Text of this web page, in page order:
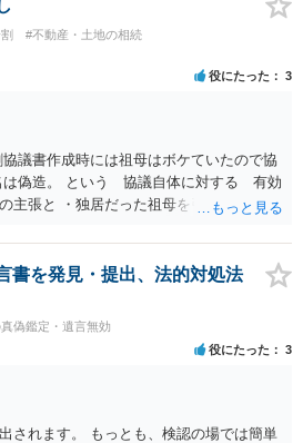
#不動産・土地の相続
役にたった 3
議書作成時には祖母はボケていたので協
は偽造。 という 協議自体に対する 有効
主張と ・独居だった祖母を引き取り、家
った後、家の売却前に入院してそのまま
という 協議自体の成立を認めたうえで
の大きく２つの主張があるようですが い
もに立証する必要があり 立証は困難な
主張は矛盾・抵触する可能性があります
対応するのが良いでしょう。 伯母からの
のであれば 弁護士に相談されるのがよ
書を発見・提出、法的対処法
偽鑑定・遺言無効
役にたった 3
されます。 もっとも、検認の場では簡単